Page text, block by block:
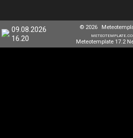
09.08.2026
16.20
© 2026
Meteotemplate 17.2